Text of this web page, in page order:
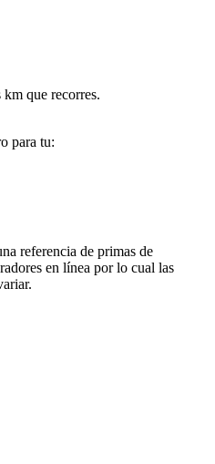
que recorres.
para tu:
referencia de primas de
en línea por lo cual las